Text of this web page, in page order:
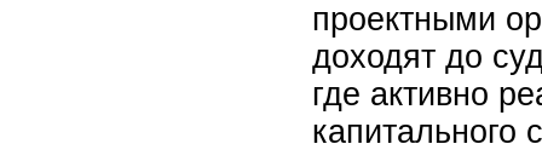
проектными
доходят до
где активно
капитального